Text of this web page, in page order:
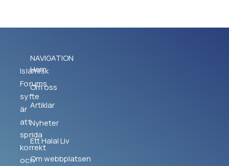
Islamisk
Forums
syfte
är
att
sprida
korrekt
och
NAVIGATION
Hem
Om oss
Artiklar
Nyheter
Ett Halal Liv
Om webbplatsen